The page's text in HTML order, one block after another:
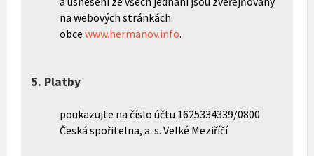
na webových stránkách
obce www.hermanov.info.
5. Platby
poukazujte na číslo účtu 1625334339/0800
Česká spořitelna, a. s. Velké Meziříčí